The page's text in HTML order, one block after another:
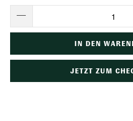
IN DEN
JETZT ZUM